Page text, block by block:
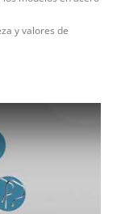
y valores de